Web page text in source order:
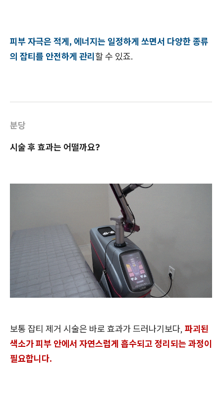
피부 자극은 적게, 에너지는 일정하게 쏘면서 다양한 종류
의 잡티를 안전하게 관리할 수 있죠.
분당
시술 후 효과는 어떨까요?
보통 잡티 제거 시술은 바로 효과가 드러나기보다, 파괴된
색소가 피부 안에서 자연스럽게 흡수되고 정리되는 과정이
필요합니다.